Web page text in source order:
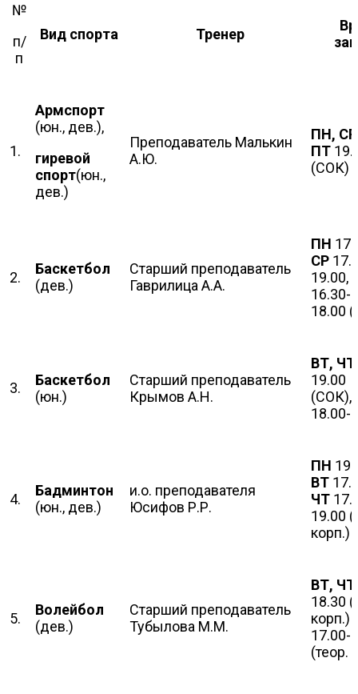
№
п/
п
Вид спорта Тренер
1.
Армспорт
(юн., дев.),
гиревой
спорт(юн.,
дев.)
Преподаватель Малькин
А.Ю.
ПН,
ПТ
(СОК)
2.
Баскетбол
(дев.)
Старший преподаватель
Гаврилица А.А.
ПН
СР
19.00,
16.30-
18.00
3.
Баскетбол
(юн.)
Старший преподаватель
Крымов А.Н.
ВТ, ЧТ
19.00
(СОК),
18.00-
4.
Бадминтон
(юн., дев.)
и.о. преподавателя
Юсифов Р.Р.
ПН
ВТ
ЧТ
19.00
корп.)
5.
Волейбол
(дев.)
Старший преподаватель
Тубылова М.М.
ВТ, ЧТ
18.30
корп.)
17.00-
(теор.